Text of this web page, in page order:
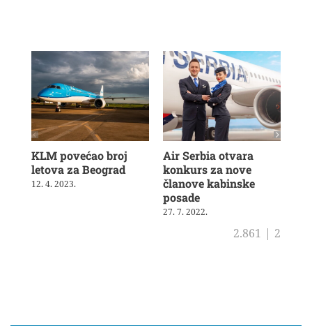
KLM povećao broj
letova za Beograd
12. 4. 2023.
Air Serbia otvara
konkurs za nove
članove kabinske
posade
27. 7. 2022.
2.861 | 2